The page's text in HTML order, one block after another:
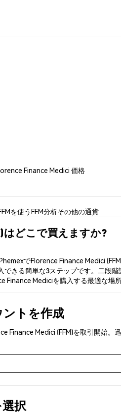
Finance Medici 価格
を使うFFM分析その他の通貨
どこで買えますか?
でFlorence Finance Medici
できる簡単な3ステップです。二段
Mediciを購入する最適な場所
トを作成
Finance Medici (FFM)を取引開始
択